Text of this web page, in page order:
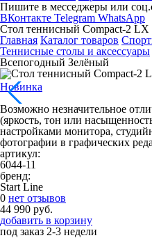
Пишите в месседжеры или
ВКонтакте Telegram WhatsApp
Стол теннисный Compact-2
Главная Каталог товаров
Теннисные столы и аксессуары
Всепогодный Зелёный
Новинка
Возможно незначительное
(яркость, тон или
настройками монитора,
фотографии в графических
артикул:
6044-11
бренд:
Start Line
0 нет отзывов
44 990 руб.
добавить в корзину
под заказ 2-3 недели